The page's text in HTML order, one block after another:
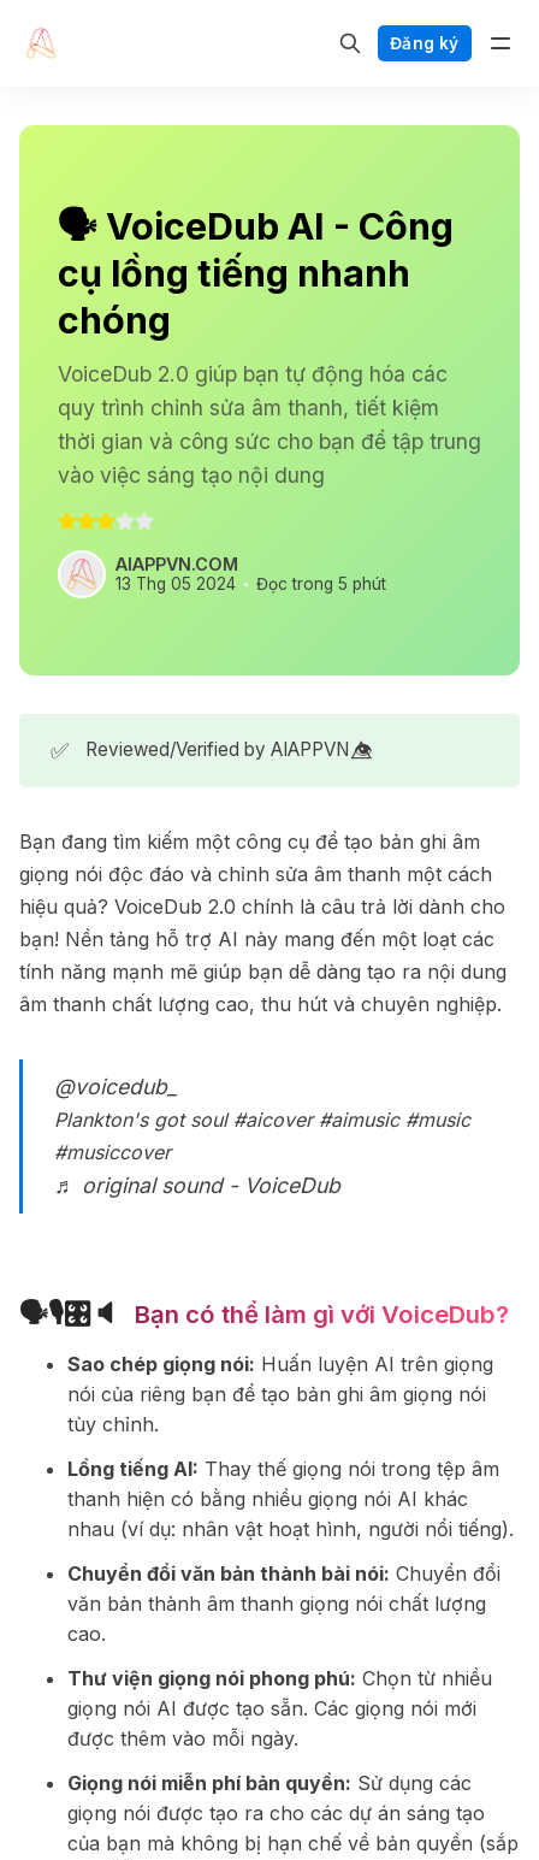
Đăng ký
🗣️ VoiceDub AI - Công
cụ lồng tiếng nhanh
chóng
VoiceDub 2.0 giúp bạn tự động hóa các
quy trình chỉnh sửa âm thanh, tiết kiệm
thời gian và công sức cho bạn để tập trung
vào việc sáng tạo nội dung
AIAPPVN.COM
13 Thg 05 2024 Đọc trong 5 phút
✅ Reviewed/Verified by AIAPPVN 👁️⃤
Bạn đang tìm kiếm một công cụ để tạo bản ghi âm
giọng nói độc đáo và chỉnh sửa âm thanh một cách
hiệu quả? VoiceDub 2.0 chính là câu trả lời dành cho
bạn! Nền tảng hỗ trợ AI này mang đến một loạt các
tính năng mạnh mẽ giúp bạn dễ dàng tạo ra nội dung
âm thanh chất lượng cao, thu hút và chuyên nghiệp.
@voicedub_
Plankton's got soul #aicover #aimusic #music
#musiccover
♬ original sound - VoiceDub
🗣🎙🎛🔈 ️️️ Bạn có thể làm gì với VoiceDub?
Sao chép giọng nói: Huấn luyện AI trên giọng
nói của riêng bạn để tạo bản ghi âm giọng nói
tùy chỉnh.
Lồng tiếng AI: Thay thế giọng nói trong tệp âm
thanh hiện có bằng nhiều giọng nói AI khác
nhau (ví dụ: nhân vật hoạt hình, người nổi tiếng).
Chuyển đổi văn bản thành bài nói: Chuyển đổi
văn bản thành âm thanh giọng nói chất lượng
cao.
Thư viện giọng nói phong phú: Chọn từ nhiều
giọng nói AI được tạo sẵn. Các giọng nói mới
được thêm vào mỗi ngày.
Giọng nói miễn phí bản quyền: Sử dụng các
giọng nói được tạo ra cho các dự án sáng tạo
của bạn mà không bị hạn chế về bản quyền (sắp